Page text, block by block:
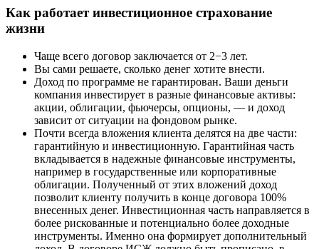
Как работает инвестиционное страхование
жизни
Чаще всего договор заключается от 2−3 лет.
Вы сами решаете, сколько денег хотите внести.
Доход по программе не гарантирован. Ваши деньги
компания инвестирует в разные финансовые активы:
акции, облигации, фьючерсы, опционы, — и доход
зависит от ситуации на фондовом рынке.
Почти всегда вложения клиента делятся на две части:
гарантийную и инвестиционную. Гарантийная часть
вкладывается в надежные финансовые инструменты,
например в государственные или корпоративные
облигации. Полученный от этих вложений доход
позволит клиенту получить в конце договора 100%
внесенных денег. Инвестиционная часть направляется в
более рискованные и потенциально более доходные
инструменты. Именно она формирует дополнительный